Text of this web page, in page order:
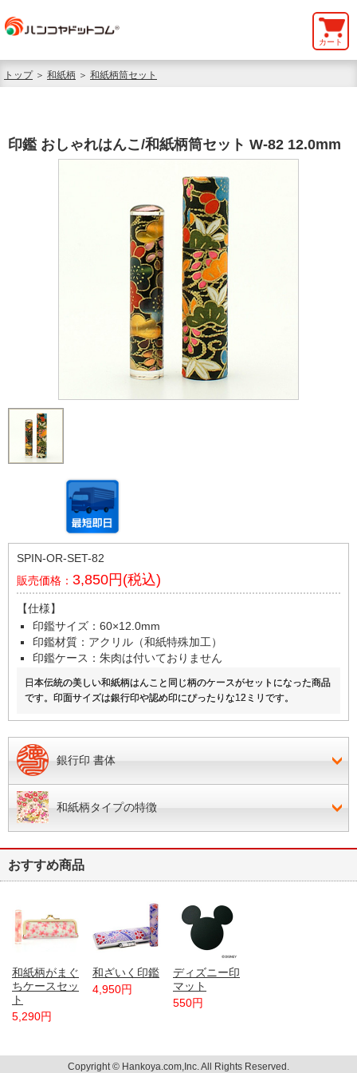
カート
トップ＞ 和紙柄 ＞ 和紙柄筒セット
印鑑 おしゃれはんこ/和紙柄筒セット W-82 12.0mm
SPIN-OR-SET-82
販売価格： 3,850円(税込)
【仕様】
印鑑サイズ：60×12.0mm
印鑑材質：アクリル（和紙特殊加工）
印鑑ケース：朱肉は付いておりません
日本伝統の美しい和紙柄はんこと同じ柄のケースがセットになった商品
です。印面サイズは銀行印や認め印にぴったりな12ミリです。
銀行印 書体
和紙柄タイプの特徴
おすすめ商品
和紙柄がまぐ
ちケースセッ
ト
5,290円
和ざいく印鑑
4,950円
ディズニー印
マット
550円
Copyright © Hankoya.com,Inc. All Rights Reserved.